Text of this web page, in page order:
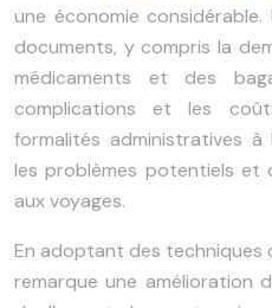
une économie
documents, y compris la
médicaments et des
complications et les
formalités administratives à
les problèmes potentiels et
aux voyages.
En adoptant des techniques
remarque une amélioration